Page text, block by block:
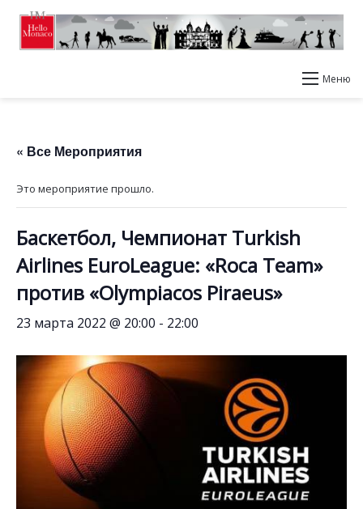
Меню
« Все Мероприятия
Это мероприятие прошло.
Баскетбол, Чемпионат Turkish
Airlines EuroLeague: «Roca Team»
против «Olympiacos Piraeus»
23 марта 2022 @ 20:00 - 22:00